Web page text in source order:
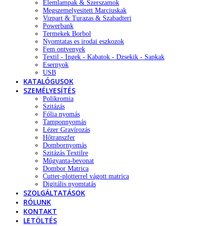
Elemlampak & Szerszamok
Megszemelyesitett Marciuskak
Vizpart & Turazas & Szabadteri
Powerbank
Termekek Borbol
Nyomtatas es irodai eszkozok
Fem ontvenyek
Textil - Ingek - Kabatok - Dzsekik - Sapkak
Esernyok
USB
KATALÓGUSOK
SZEMÉLYESÍTÉS
Polikromia
Szitázás
Fólia nyomás
Tamponnyomás
Lézer Gravírozás
Hőtranszfer
Dombornyomás
Szitázás Textilre
Műgyanta-bevonat
Dombor Matrica
Cutter-plotterrel vágott matrica
Digitális nyomtatás
SZOLGÁLTATÁSOK
RÓLUNK
KONTAKT
LETÖLTÉS